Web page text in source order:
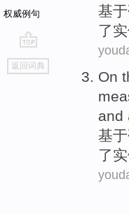
权威例句
go
top
返回词典
基于
了
On
and
基于
了